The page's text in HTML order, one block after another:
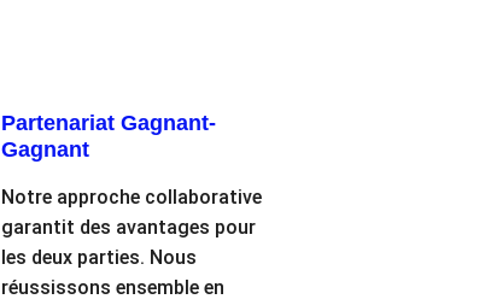
Partenariat Gagnant-
Gagnant
Notre approche collaborative
garantit des avantages pour
les deux parties. Nous
réussissons ensemble en